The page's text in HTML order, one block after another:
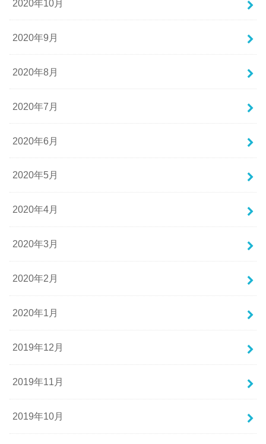
2020年10月
2020年9月
2020年8月
2020年7月
2020年6月
2020年5月
2020年4月
2020年3月
2020年2月
2020年1月
2019年12月
2019年11月
2019年10月